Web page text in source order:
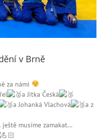
v Brně
za námi
a Jitka Česká
a Johanká Vlachová
a z
musíme zamakat…